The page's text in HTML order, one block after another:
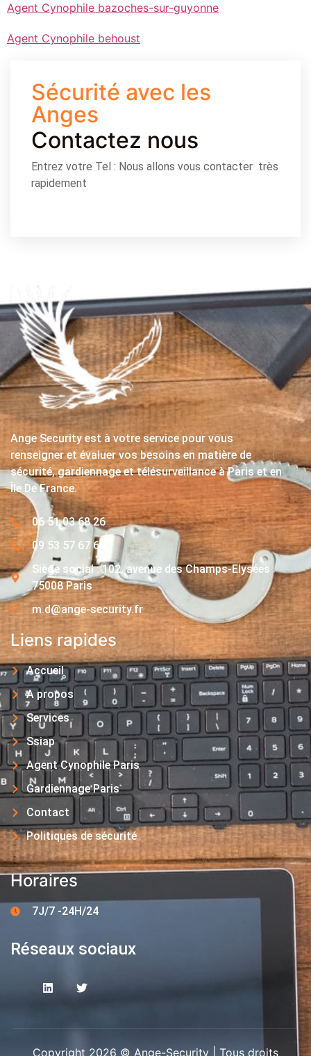
Agent Cynophile bazoches-sur-guyonne
Agent Cynophile behoust
Sécurité avec les
Anges
Contactez nous
Entrez votre Tel : Nous allons vous contacter très
rapidement
Ange Security est à votre service pour vous
renseigner et évaluer vos besoins en matière de
sécurité, gardiennage et télésurveillance à Paris et en
Île De France.
06 51 03 68 26
09 53 57 67 63
Siège social : 102, avenue des Champs-Elysées
75008 Paris
m.d@ange-security.fr
Liens rapides
Accueil
A propos
Services
Ssiap
Agent Cynophile Paris
Gardiennage Paris
Contact
Politiques de sécurité
Horaires
7J/7 -24H/24
Réseaux sociaux
Copyright 2026 © Ange-Security | Tous droits